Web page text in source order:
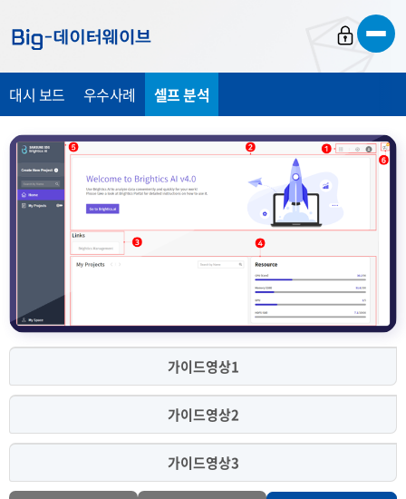
가
가
가
대시 보드 우수사례 셀프 분석
가이드영상1
가이드영상2
가이드영상3